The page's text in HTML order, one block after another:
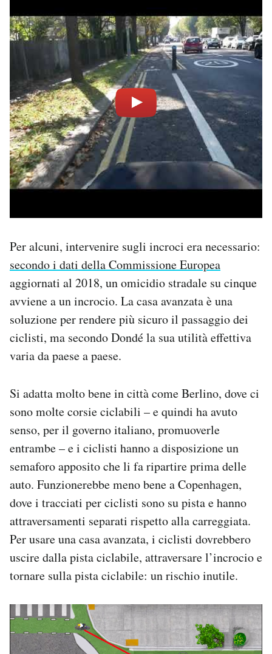
Per alcuni, intervenire sugli incroci era necessario:
secondo i dati della Commissione Europea
aggiornati al 2018, un omicidio stradale su cinque
avviene a un incrocio. La casa avanzata è una
soluzione per rendere più sicuro il passaggio dei
ciclisti, ma secondo Dondé la sua utilità effettiva
varia da paese a paese.
Si adatta molto bene in città come Berlino, dove ci
sono molte corsie ciclabili – e quindi ha avuto
senso, per il governo italiano, promuoverle
entrambe – e i ciclisti hanno a disposizione un
semaforo apposito che li fa ripartire prima delle
auto. Funzionerebbe meno bene a Copenhagen,
dove i tracciati per ciclisti sono su pista e hanno
attraversamenti separati rispetto alla carreggiata.
Per usare una casa avanzata, i ciclisti dovrebbero
uscire dalla pista ciclabile, attraversare l’incrocio e
tornare sulla pista ciclabile: un rischio inutile.